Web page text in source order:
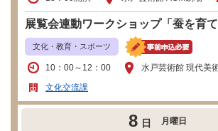
展覧会連動ワークショップ「蚕を育て
文化・教育・スポーツ
10：00～12：00
水戸芸術館 現代美
文化交流課
8 日 月曜日